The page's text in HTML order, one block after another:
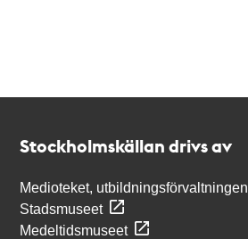
Stockholmskällan drivs av
Medioteket, utbildningsförvaltningen
Stadsmuseet
Medeltidsmuseet